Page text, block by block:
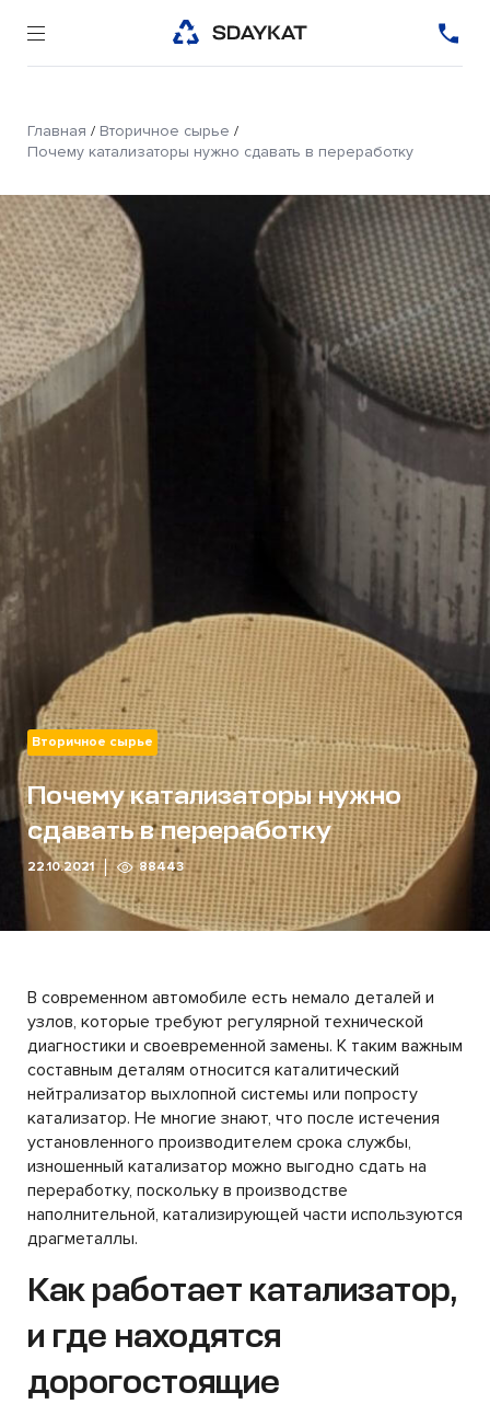
Главная / Вторичное сырье /
Почему катализаторы нужно сдавать в переработку
Вторичное сырье
Почему катализаторы нужно
сдавать в переработку
22.10.2021 88443
В современном автомобиле есть немало деталей и
узлов, которые требуют регулярной технической
диагностики и своевременной замены. К таким важным
составным деталям относится каталитический
нейтрализатор выхлопной системы или попросту
катализатор. Не многие знают, что после истечения
установленного производителем срока службы,
изношенный катализатор можно выгодно сдать на
переработку, поскольку в производстве
наполнительной, катализирующей части используются
драгметаллы.
Как работает катализатор,
и где находятся
дорогостоящие